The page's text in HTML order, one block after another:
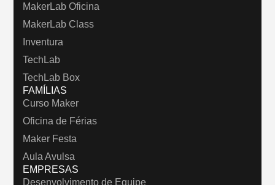
MakerLab Oficina
MakerLab Class
Inventura
TechLab
TechLab Box
FAMÍLIAS
Curso Maker
Oficina de Férias
Maker Festa
Aula Avulsa
EMPRESAS
Desenvolvimento de Equipe